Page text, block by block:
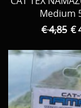
Decoratie
PROMO
cadeau bon
Meerval.shop
You Tube kanaal
Medium
€ 4,85 €